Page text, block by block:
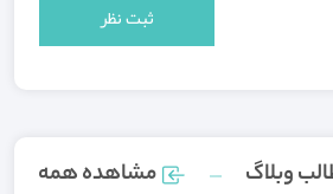
وبلاگ مشاهده همه